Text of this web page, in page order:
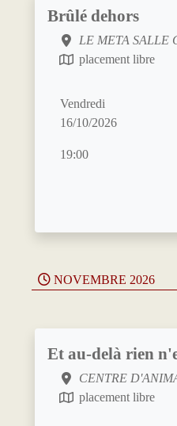
Brûlé dehors
LE META SALLE
placement libre
Vendredi
16/10/2026
19:00
NOVEMBRE 2026
Et au-delà rien
CENTRE
placement libre